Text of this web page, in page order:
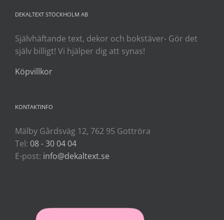
DEKALTEXT STOCKHOLM AB
Självhäftande text, dekor och bokstäver- Gör det
själv billigt! Vi hjälper dig att synas!
Köpvillkor
KONTAKTINFO
Mälby Gårdsväg 12, 762 95 Gottröra
Tel: 08 - 30 04 04
E-post: info@dekaltext.se